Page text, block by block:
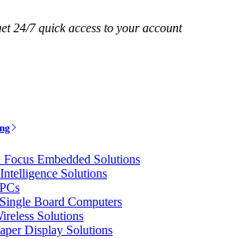
24/7 quick access to your account
Embedded Solutions
Solutions
Board Computers
Solutions
Display Solutions